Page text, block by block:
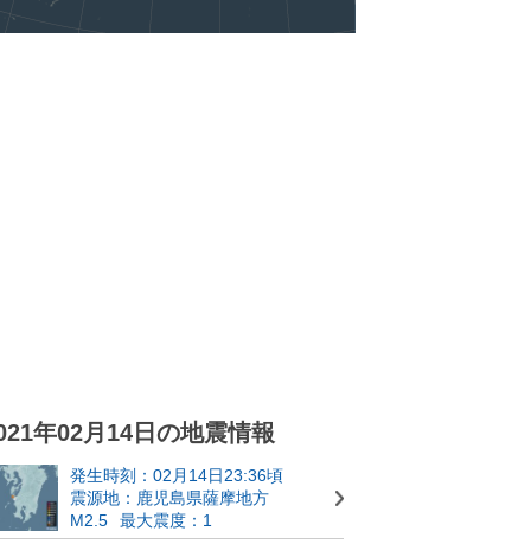
年02月14日の地震情報
発生時刻：02月14日23:36頃
震源地：鹿児島県薩摩地方
M2.5
最大震度：1